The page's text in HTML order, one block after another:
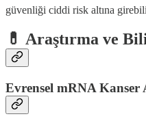
güvenliği ciddi risk altına
💊 Araştırma ve
Evrensel mRNA Kanser